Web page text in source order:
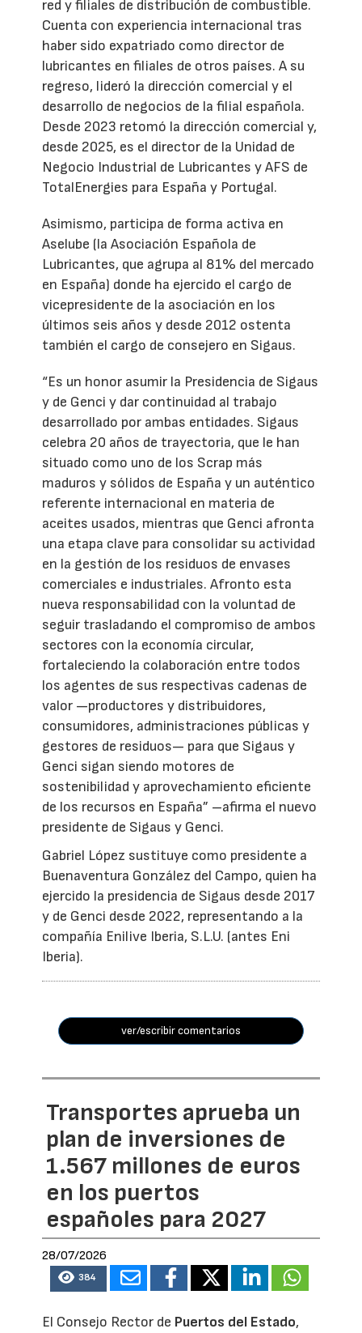
red y filiales de distribución de combustible.
Cuenta con experiencia internacional tras
haber sido expatriado como director de
lubricantes en filiales de otros países. A su
regreso, lideró la dirección comercial y el
desarrollo de negocios de la filial española.
Desde 2023 retomó la dirección comercial y,
desde 2025, es el director de la Unidad de
Negocio Industrial de Lubricantes y AFS de
TotalEnergies para España y Portugal.
Asimismo, participa de forma activa en
Aselube (la Asociación Española de
Lubricantes, que agrupa al 81% del mercado
en España) donde ha ejercido el cargo de
vicepresidente de la asociación en los
últimos seis años y desde 2012 ostenta
también el cargo de consejero en Sigaus.
“Es un honor asumir la Presidencia de Sigaus
y de Genci y dar continuidad al trabajo
desarrollado por ambas entidades. Sigaus
celebra 20 años de trayectoria, que le han
situado como uno de los Scrap más
maduros y sólidos de España y un auténtico
referente internacional en materia de
aceites usados, mientras que Genci afronta
una etapa clave para consolidar su actividad
en la gestión de los residuos de envases
comerciales e industriales. Afronto esta
nueva responsabilidad con la voluntad de
seguir trasladando el compromiso de ambos
sectores con la economía circular,
fortaleciendo la colaboración entre todos
los agentes de sus respectivas cadenas de
valor —productores y distribuidores,
consumidores, administraciones públicas y
gestores de residuos— para que Sigaus y
Genci sigan siendo motores de
sostenibilidad y aprovechamiento eficiente
de los recursos en España” –afirma el nuevo
presidente de Sigaus y Genci.
Gabriel López sustituye como presidente a
Buenaventura González del Campo, quien ha
ejercido la presidencia de Sigaus desde 2017
y de Genci desde 2022, representando a la
compañía Enilive Iberia, S.L.U. (antes Eni
Iberia).
ver/escribir comentarios
Transportes aprueba un
plan de inversiones de
1.567 millones de euros
en los puertos
españoles para 2027
28/07/2026
384
El Consejo Rector de Puertos del Estado,